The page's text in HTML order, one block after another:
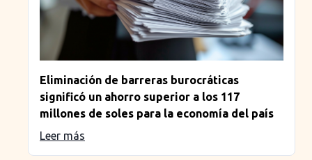
Eliminación de barreras burocráticas
significó un ahorro superior a los 117
millones de soles para la economía del país
Leer más